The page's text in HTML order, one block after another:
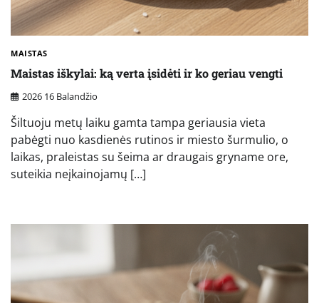
MAISTAS
Maistas iškylai: ką verta įsidėti ir ko geriau vengti
2026 16 Balandžio
Šiltuoju metų laiku gamta tampa geriausia vieta
pabėgti nuo kasdienės rutinos ir miesto šurmulio, o
laikas, praleistas su šeima ar draugais gryname ore,
suteikia neįkainojamų […]